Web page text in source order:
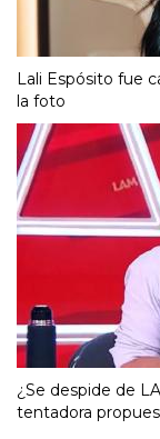
Lali Espósito fue
la foto
¿Se despide de
tentadora